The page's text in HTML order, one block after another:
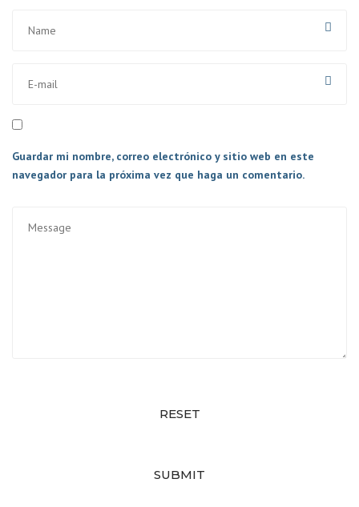
Guardar mi nombre, correo electrónico y sitio web en este
navegador para la próxima vez que haga un comentario.
RESET
SUBMIT